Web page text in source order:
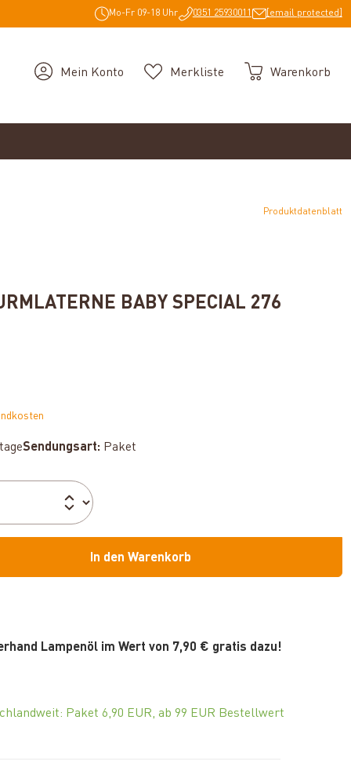
Mo-Fr 09-18 Uhr 0351 25930011 [email protected]
Mein Konto Merkliste Warenkorb
Produktdatenblatt
BABY SPECIAL 276
Sendungsart: Paket
In den Warenkorb
Lampenöl im Wert von 7,90 € gratis dazu!
Paket 6,90 EUR, ab 99 EUR Bestellwert